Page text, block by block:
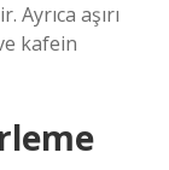
aşırı
kafein